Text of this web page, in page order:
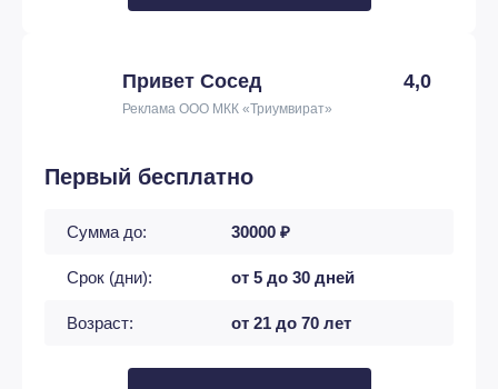
Привет Сосед 4,0
Реклама ООО МКК «Триумвират»
Первый бесплатно
Сумма до: 30000 ₽
Срок (дни): от 5 до 30 дней
Возраст: от 21 до 70 лет